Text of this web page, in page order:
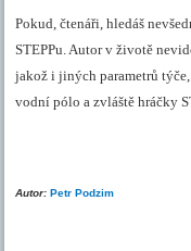
Pokud, čtenáři, hledáš
STEPPu. Autor v životě
jakož i jiných parametrů
vodní pólo azvláštěhráčky
Autor:Petr Podzim